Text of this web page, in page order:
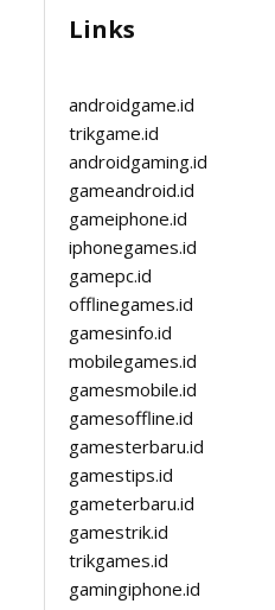
Links
androidgame.id
trikgame.id
androidgaming.id
gameandroid.id
gameiphone.id
iphonegames.id
gamepc.id
offlinegames.id
gamesinfo.id
mobilegames.id
gamesmobile.id
gamesoffline.id
gamesterbaru.id
gamestips.id
gameterbaru.id
gamestrik.id
trikgames.id
gamingiphone.id